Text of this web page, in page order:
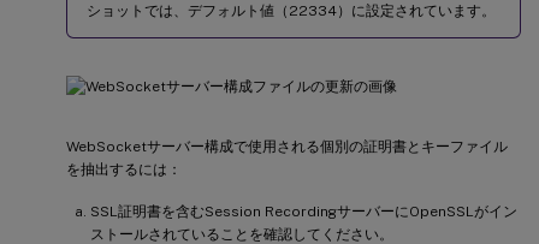
ショットでは、デフォルト値（22334）に設定されています。
WebSocketサーバー構成で使用される個別の証明書とキーファイル
を抽出するには：
SSL証明書を含むSession RecordingサーバーにOpenSSLがイン
ストールされていることを確認してください。